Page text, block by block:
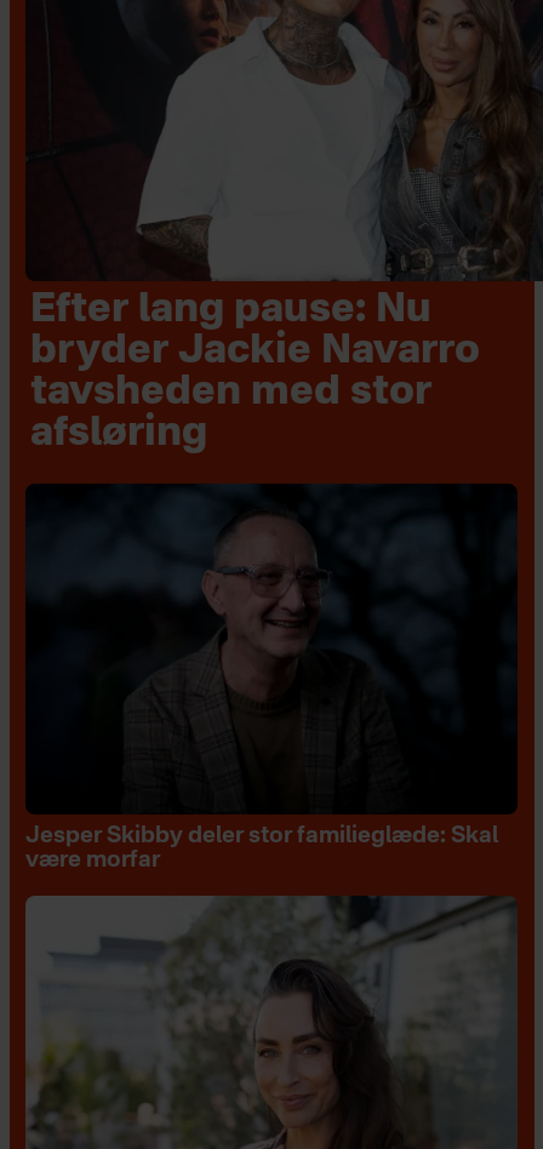
Efter lang pause: Nu
bryder Jackie Navarro
tavsheden med stor
afsløring
Jesper Skibby deler stor familieglæde: Skal
være morfar